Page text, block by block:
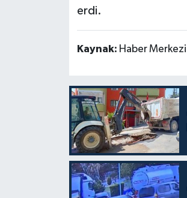
erdi.
Kaynak: Haber Merkezi